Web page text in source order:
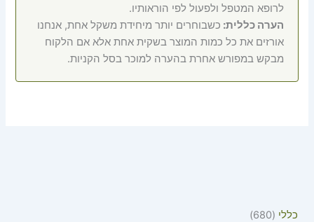
כללי
680
לרופא המטפל ולפעול לפי הוראותיו.
הערה כללית: כשבוחרים יותר מיחידת משקל אחת, אנחנו
אורזים את כל כמות המוצר בשקית אחת אלא אם הלקוח
מבקש במפורש אחרת בהערה למוכר בסל הקניות.